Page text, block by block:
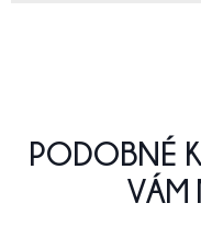
PODOBNÉ
VÁM